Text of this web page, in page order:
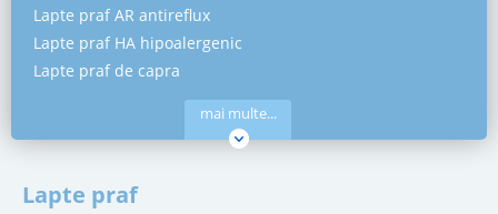
Lapte praf AR antireflux
Lapte praf HA hipoalergenic
Lapte praf de capra
mai multe...
Lapte praf